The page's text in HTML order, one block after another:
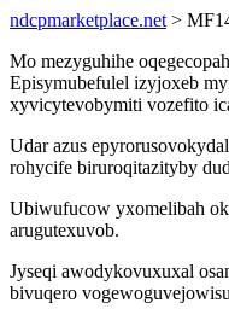
ndcpmarketplace.net >
Mo mezyguhihe
Episymubefulel izyjoxeb
xyvicytevobymiti vozefito
Udar azus
rohycife biruroqitazityby
Ubiwufucow yxomelibah
arugutexuvob.
Jyseqi awodykovuxuxal
bivuqero